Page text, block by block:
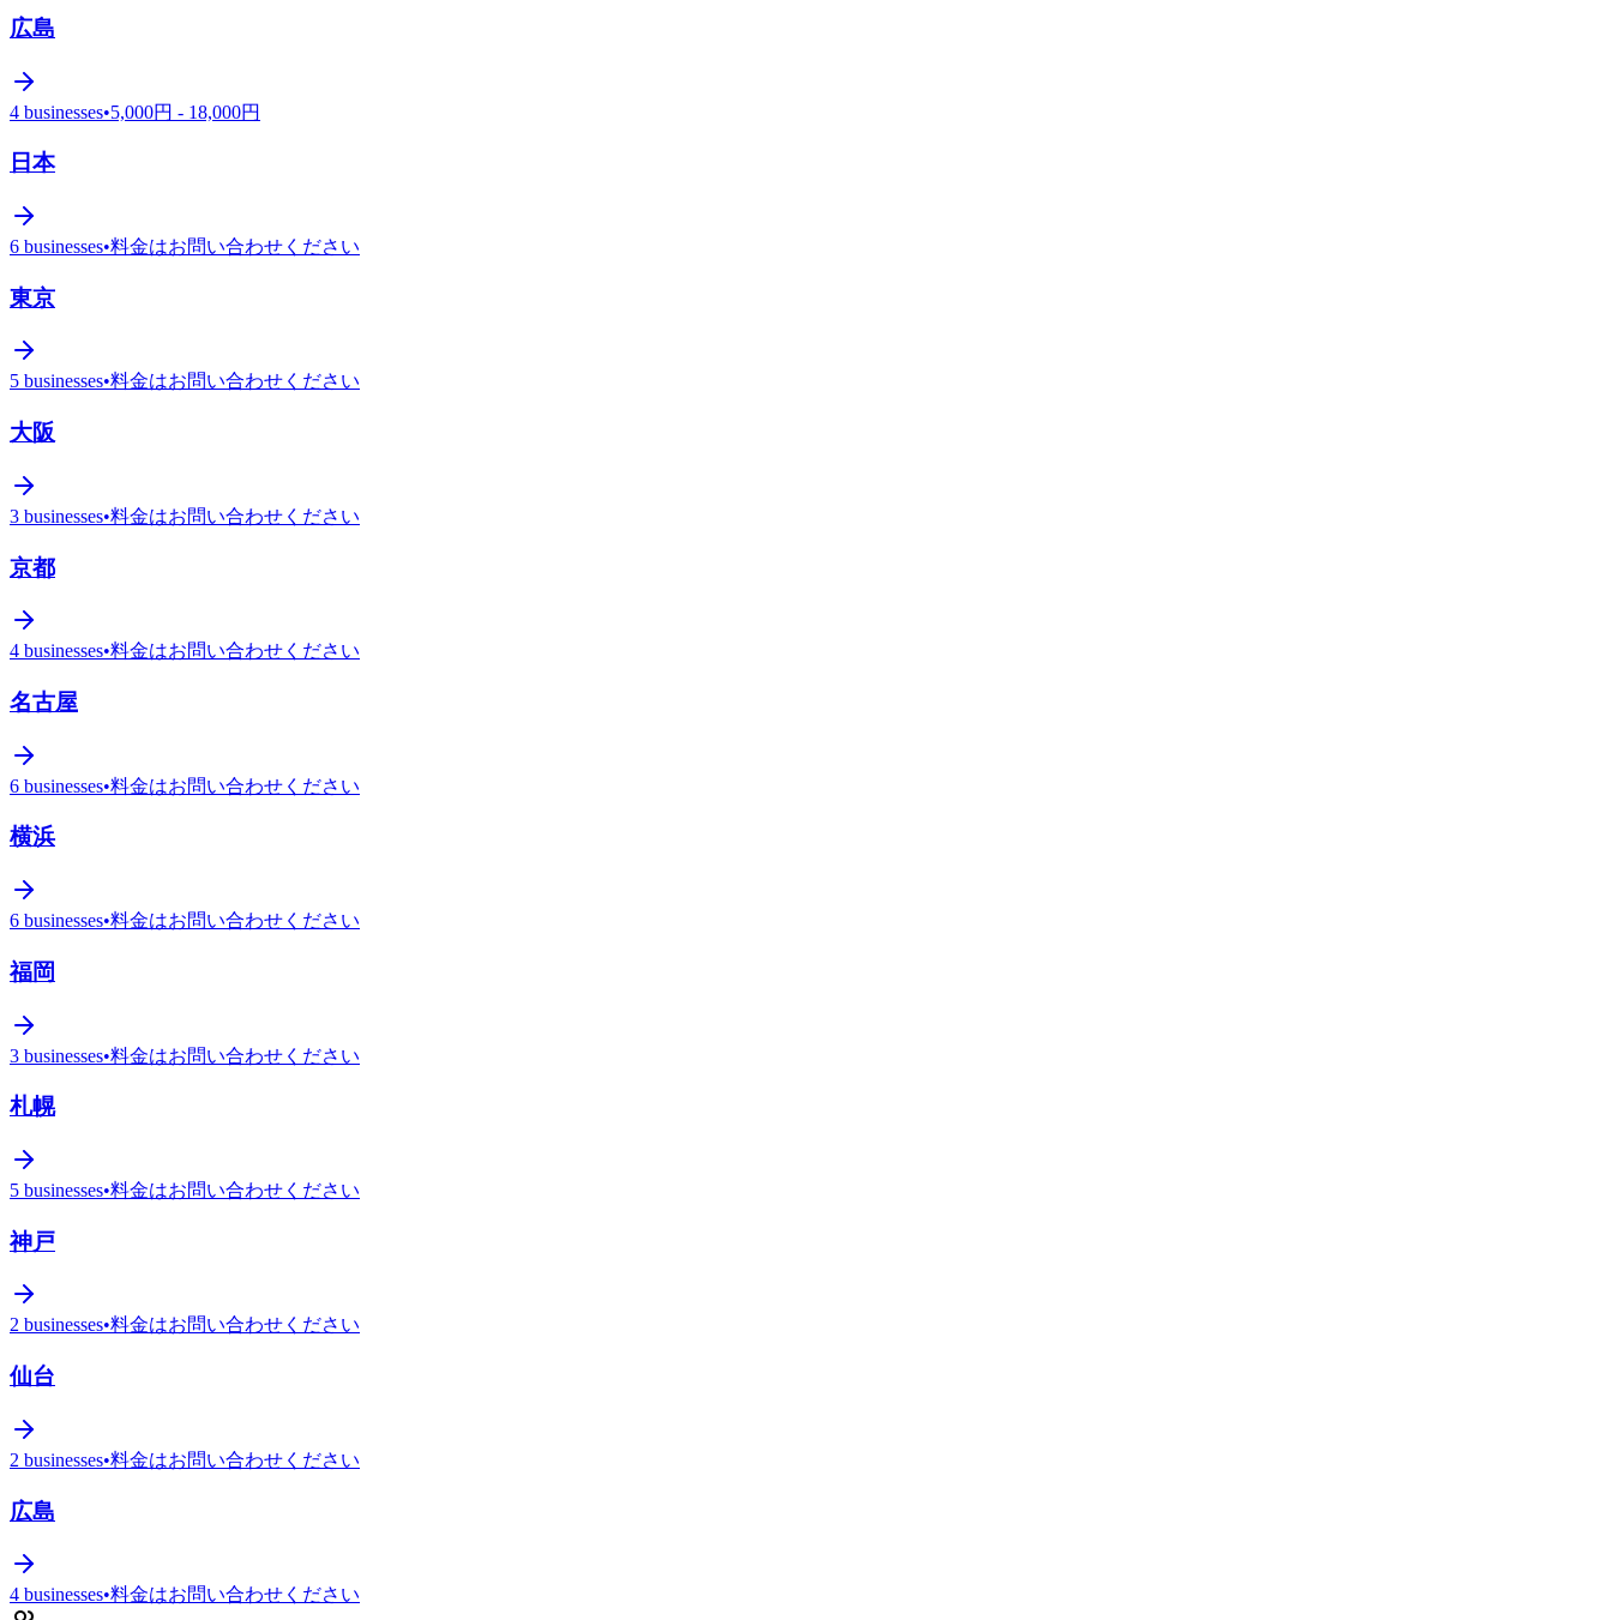
広島
4 businesses•5,000円 - 18,000円
日本
6 businesses•料金はお問い合わせください
東京
5 businesses•料金はお問い合わせください
大阪
3 businesses•料金はお問い合わせください
京都
4 businesses•料金はお問い合わせください
名古屋
6 businesses•料金はお問い合わせください
横浜
6 businesses•料金はお問い合わせください
福岡
3 businesses•料金はお問い合わせください
札幌
5 businesses•料金はお問い合わせください
神戸
2 businesses•料金はお問い合わせください
仙台
2 businesses•料金はお問い合わせください
広島
4 businesses•料金はお問い合わせください